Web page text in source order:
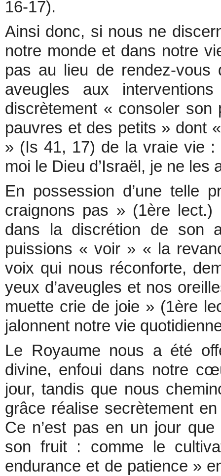
16-17).
Ainsi donc, si nous ne
notre monde et dans notre
pas au lieu de rendez-vous
aveugles aux
discrètement « consoler
pauvres et des petits » dont
» (Is 41, 17) de la vraie vie :
moi le Dieu d’Israël, je ne les
En possession d’une telle
craignons pas » (1ère
dans la discrétion de son
puissions « voir » « la
voix qui nous réconforte,
yeux d’aveugles et nos
muette crie de joie » (1ère
jalonnent notre vie
Le Royaume nous a été
divine, enfoui dans notre
jour, tandis que nous
grâce réalise secrètement
Ce n’est pas en un jour
son fruit : comme le
endurance et de patience »